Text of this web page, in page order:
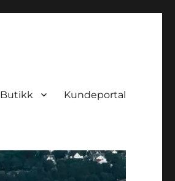
Butikk Kundeportal